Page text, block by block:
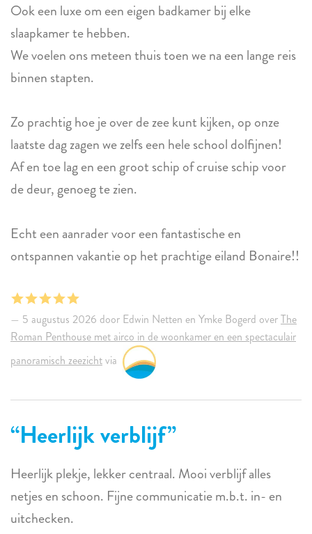
Ook een luxe om een eigen badkamer bij elke
slaapkamer te hebben.
We voelen ons meteen thuis toen we na een lange reis
binnen stapten.
Zo prachtig hoe je over de zee kunt kijken, op onze
laatste dag zagen we zelfs een hele school dolfijnen!
Af en toe lag en een groot schip of cruise schip voor
de deur, genoeg te zien.
Echt een aanrader voor een fantastische en
ontspannen vakantie op het prachtige eiland Bonaire!!
5 augustus 2026 door Edwin Netten en Ymke Bogerd overThe
Roman Penthouse met airco in de woonkamer en een spectaculair
panoramisch zeezichtvia
Heerlijk verblijf
Heerlijk plekje, lekker centraal. Mooi verblijf alles
netjes en schoon. Fijne communicatie m.b.t. in- en
uitchecken.